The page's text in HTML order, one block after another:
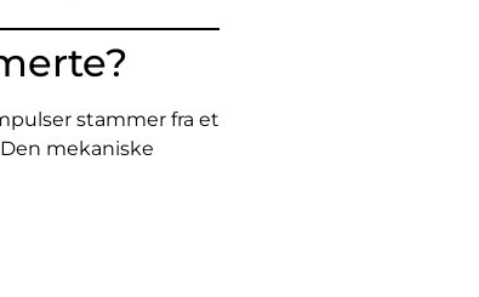
stammer fra et
mekaniske